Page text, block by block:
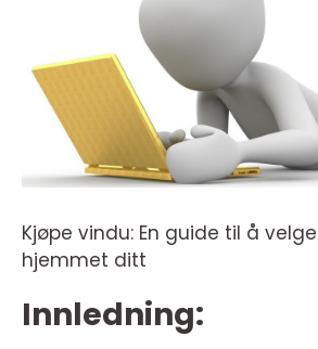
Kjøpe vindu: En guide til å
hjemmet ditt
Innledning: